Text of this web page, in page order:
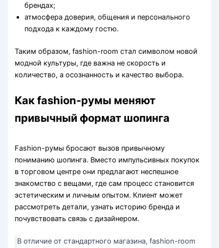
брендах;
атмосфера доверия, общения и персонального
подхода к каждому гостю.
Таким образом, fashion-room стал символом новой
модной культуры, где важна не скорость и
количество, а осознанность и качество выбора.
Как fashion-румы меняют
привычный формат шопинга
Fashion-румы бросают вызов привычному
пониманию шопинга. Вместо импульсивных покупок
в торговом центре они предлагают неспешное
знакомство с вещами, где сам процесс становится
эстетическим и личным опытом. Клиент может
рассмотреть детали, узнать историю бренда и
почувствовать связь с дизайнером.
В отличие от стандартного магазина, fashion-room